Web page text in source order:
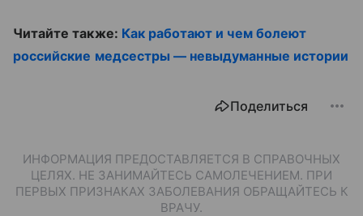
Читайте также: Как работают и чем болеют
российские медсестры — невыдуманные истории
Поделиться
ИНФОРМАЦИЯ ПРЕДОСТАВЛЯЕТСЯ В СПРАВОЧНЫХ
ЦЕЛЯХ. НЕ ЗАНИМАЙТЕСЬ САМОЛЕЧЕНИЕМ. ПРИ
ПЕРВЫХ ПРИЗНАКАХ ЗАБОЛЕВАНИЯ ОБРАЩАЙТЕСЬ К
ВРАЧУ.